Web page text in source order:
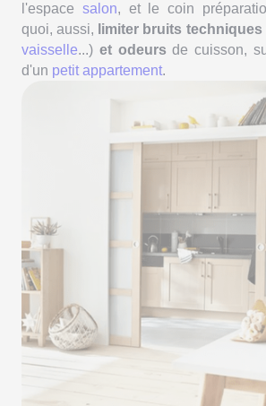
l'espace salon, et le coin
quoi, aussi, limiter bruits techniques
vaisselle...) et odeurs de cuisson,
d'un petit appartement.